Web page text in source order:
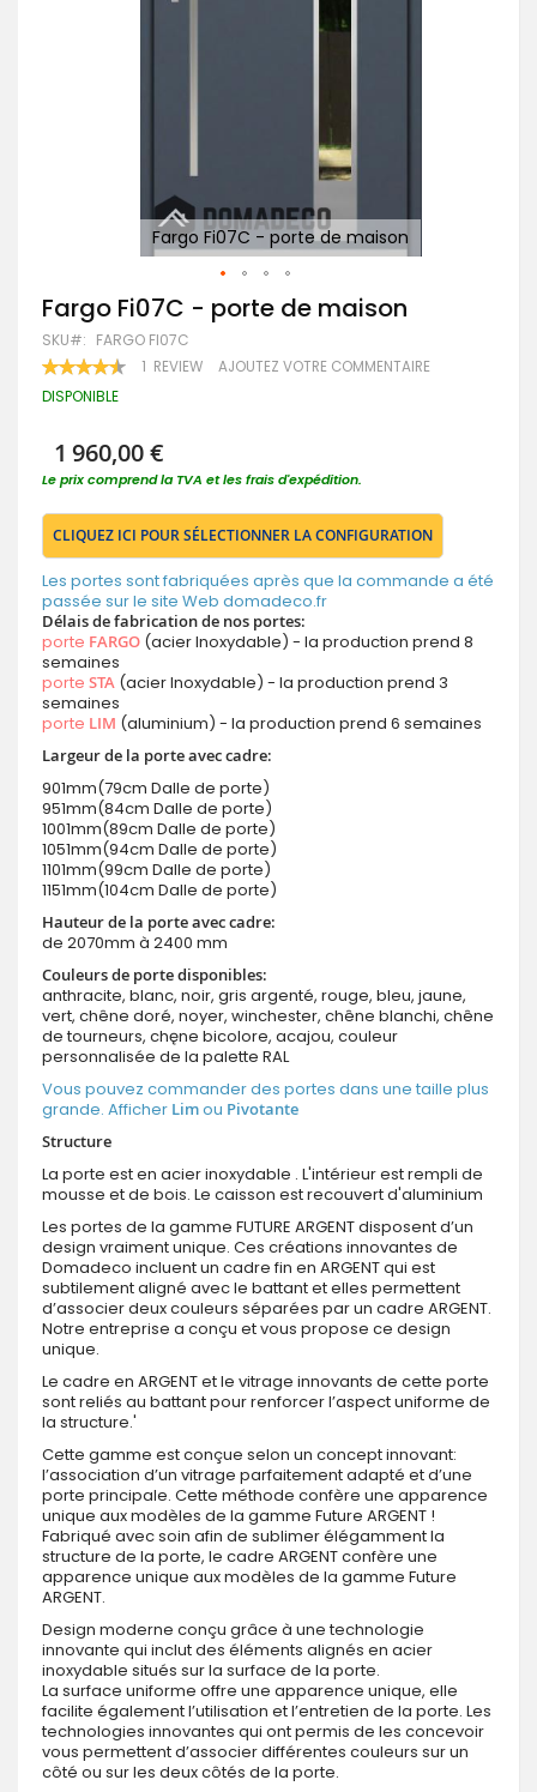
Fargo Fi07C - porte de maison
Passer
au
début
de
Galerie
Fargo Fi07C - porte de maison
SKU FARGO FI07C
RATING: 1 REVIEW AJOUTEZ VOTRE COMMENTAIRE
DISPONIBLE
1 960,00 €
Le prix comprend la TVA et les frais d'expédition.
CLIQUEZ ICI POUR SÉLECTIONNER LA CONFIGURATION
Les portes sont fabriquées après que la commande a été
passée sur le site Web domadeco.fr
Délais de fabrication de nos portes:
porte FARGO (acier Inoxydable) - la production prend 8
semaines
porte STA (acier Inoxydable) - la production prend 3
semaines
porte LIM (aluminium) - la production prend 6 semaines
Largeur de la porte avec cadre:
901mm(79cm Dalle de porte)
951mm(84cm Dalle de porte)
1001mm(89cm Dalle de porte)
1051mm(94cm Dalle de porte)
1101mm(99cm Dalle de porte)
1151mm(104cm Dalle de porte)
Hauteur de la porte avec cadre:
de 2070mm à 2400 mm
Couleurs de porte disponibles:
anthracite, blanc, noir, gris argenté, rouge, bleu, jaune,
vert, chêne doré, noyer, winchester, chêne blanchi, chêne
de tourneurs, chęne bicolore, acajou, couleur
personnalisée de la palette RAL
Vous pouvez commander des portes dans une taille plus
grande. Afficher Limou Pivotante
Structure
La porte est en acier inoxydable . L'intérieur est rempli de
mousse et de bois. Le caisson est recouvert d'aluminium
Les portes de la gamme FUTURE ARGENT disposent d’un
design vraiment unique. Ces créations innovantes de
Domadeco incluent un cadre fin en ARGENT qui est
subtilement aligné avec le battant et elles permettent
d’associer deux couleurs séparées par un cadre ARGENT.
Notre entreprise a conçu et vous propose ce design
unique.
Le cadre en ARGENT et le vitrage innovants de cette porte
sont reliés au battant pour renforcer l’aspect uniforme de
la structure.'
Cette gamme est conçue selon un concept innovant:
l’association d’un vitrage parfaitement adapté et d’une
porte principale. Cette méthode confère une apparence
unique aux modèles de la gamme Future ARGENT !
Fabriqué avec soin afin de sublimer élégamment la
structure de la porte, le cadre ARGENT confère une
apparence unique aux modèles de la gamme Future
ARGENT.
Design moderne conçu grâce à une technologie
innovante qui inclut des éléments alignés en acier
inoxydable situés sur la surface de la porte.
La surface uniforme offre une apparence unique, elle
facilite également l’utilisation et l’entretien de la porte. Les
technologies innovantes qui ont permis de les concevoir
vous permettent d’associer différentes couleurs sur un
côté ou sur les deux côtés de la porte.